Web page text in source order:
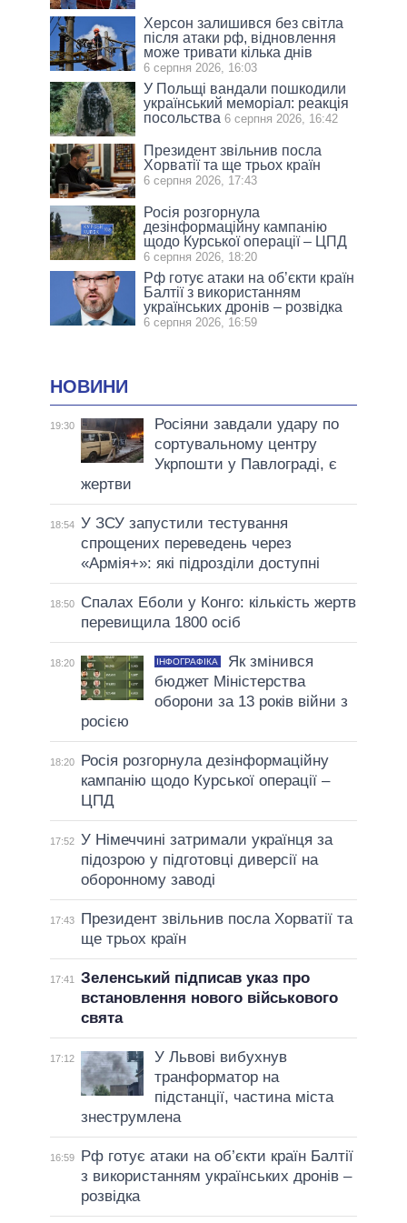
Херсон залишився без світла
після атаки рф, відновлення
може тривати кілька днів
6 серпня 2026, 16:03
У Польщі вандали пошкодили
український меморіал: реакція
посольства 6 серпня 2026, 16:42
Президент звільнив посла
Хорватії та ще трьох країн
6 серпня 2026, 17:43
Росія розгорнула
дезінформаційну кампанію
щодо Курської операції – ЦПД
6 серпня 2026, 18:20
Рф готує атаки на об’єкти країн
Балтії з використанням
українських дронів – розвідка
6 серпня 2026, 16:59
НОВИНИ
19:30
Росіяни завдали удару по
сортувальному центру
Укрпошти у Павлограді, є
жертви
18:54 У ЗСУ запустили тестування
спрощених переведень через
«Армія+»: які підрозділи доступні
18:50
Спалах Еболи у Конго: кількість жертв
перевищила 1800 осіб
18:20 ІНФОГРАФІКА
Як змінився
бюджет Міністерства
оборони за 13 років війни з
росією
18:20
Росія розгорнула дезінформаційну
кампанію щодо Курської операції –
ЦПД
17:52 У Німеччині затримали українця за
підозрою у підготовці диверсії на
оборонному заводі
17:43
Президент звільнив посла Хорватії та
ще трьох країн
17:41
Зеленський підписав указ про
встановлення нового військового
свята
17:12
У Львові вибухнув
транформатор на
підстанції, частина міста
знеструмлена
16:59
Рф готує атаки на об’єкти країн Балтії
з використанням українських дронів –
розвідка